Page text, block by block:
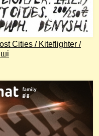
Cities / Kiteflighter /